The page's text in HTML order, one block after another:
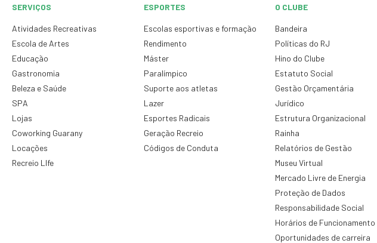
SERVIÇOS
Atividades Recreativas
Escola de Artes
Educação
Gastronomia
Beleza e Saúde
SPA
Lojas
Coworking Guarany
Locações
Recreio LIfe
ESPORTES
Escolas esportivas e formação
Rendimento
Máster
Paralímpico
Suporte aos atletas
Lazer
Esportes Radicais
Geração Recreio
Códigos de Conduta
O CLUBE
Bandeira
Políticas do RJ
Hino do Clube
Estatuto Social
Gestão Orçamentária
Jurídico
Estrutura Organizacional
Rainha
Relatórios de Gestão
Museu Virtual
Mercado Livre de Energia
Proteção de Dados
Responsabilidade Social
Horários de Funcionamento
Oportunidades de carreira